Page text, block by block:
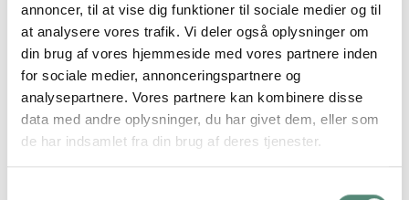
annoncer, til at vise dig funktioner til sociale medier og til
at analysere vores trafik. Vi deler også oplysninger om
din brug af vores hjemmeside med vores partnere inden
for sociale medier, annonceringspartnere og
analysepartnere. Vores partnere kan kombinere disse
data med andre oplysninger, du har givet dem, eller som
de har indsamlet fra din brug af deres tjenester.
STØRRELSE 29,7×42 cm, 42×59,4 cm, 50×70 cm
ANMELDELSER
FREMRAGENDE